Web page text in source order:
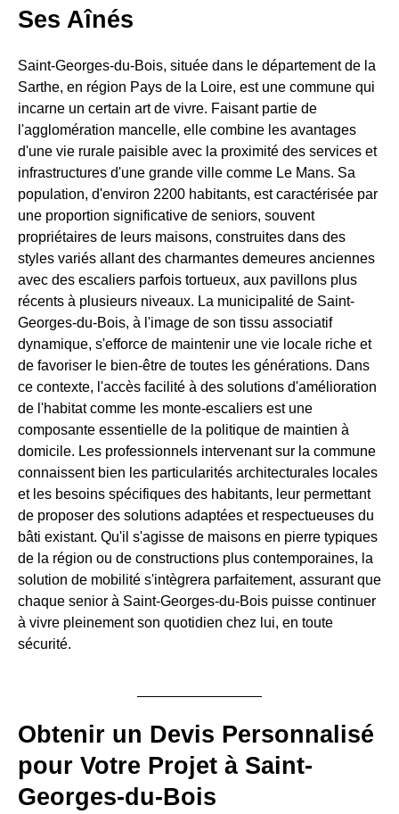
Ses Aînés
Saint-Georges-du-Bois, située dans le département de la
Sarthe, en région Pays de la Loire, est une commune qui
incarne un certain art de vivre. Faisant partie de
l'agglomération mancelle, elle combine les avantages
d'une vie rurale paisible avec la proximité des services et
infrastructures d'une grande ville comme Le Mans. Sa
population, d'environ 2200 habitants, est caractérisée par
une proportion significative de seniors, souvent
propriétaires de leurs maisons, construites dans des
styles variés allant des charmantes demeures anciennes
avec des escaliers parfois tortueux, aux pavillons plus
récents à plusieurs niveaux. La municipalité de Saint-
Georges-du-Bois, à l'image de son tissu associatif
dynamique, s'efforce de maintenir une vie locale riche et
de favoriser le bien-être de toutes les générations. Dans
ce contexte, l'accès facilité à des solutions d'amélioration
de l'habitat comme les monte-escaliers est une
composante essentielle de la politique de maintien à
domicile. Les professionnels intervenant sur la commune
connaissent bien les particularités architecturales locales
et les besoins spécifiques des habitants, leur permettant
de proposer des solutions adaptées et respectueuses du
bâti existant. Qu'il s'agisse de maisons en pierre typiques
de la région ou de constructions plus contemporaines, la
solution de mobilité s'intègrera parfaitement, assurant que
chaque senior à Saint-Georges-du-Bois puisse continuer
à vivre pleinement son quotidien chez lui, en toute
sécurité.
Obtenir un Devis Personnalisé
pour Votre Projet à Saint-
Georges-du-Bois